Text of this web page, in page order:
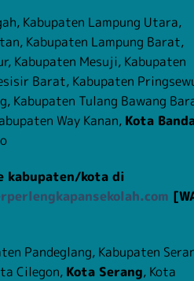
Kabupaten Lampung Utara,
Kabupaten Lampung Barat,
Kabupaten Mesuji, Kabupaten
Barat, Kabupaten
Kabupaten Tulang Bawang
Way Kanan, Kota
kabupaten/kota di
Pandeglang, Kabupaten
Cilegon, Kota Serang, Kota